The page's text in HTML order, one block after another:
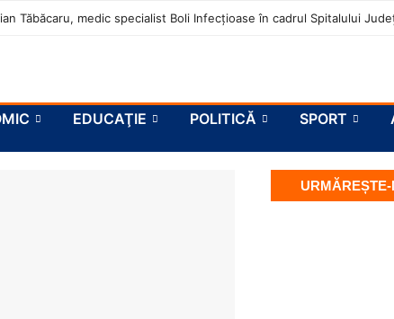
Tăbăcaru, medic specialist Boli Infecțioase în cadrul Spitalului
EDUCAŢIE POLITICĂ SPORT